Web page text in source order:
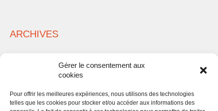
Gérer le consentement aux
cookies
Pour offrir les meilleures expériences, nous utilisons des technologies
telles que les cookies pour stocker et/ou accéder aux informations des
ARCHIVES
META